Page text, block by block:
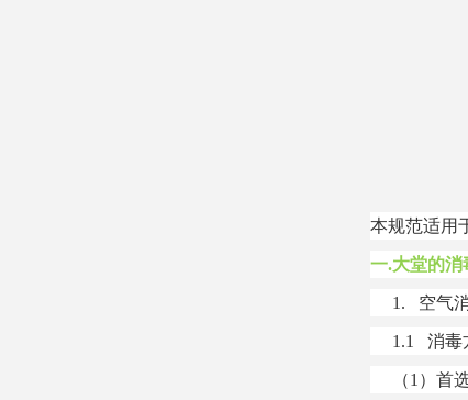
本规范适用
一.大堂的消
1. 空气
1.1 消毒
（1）首选